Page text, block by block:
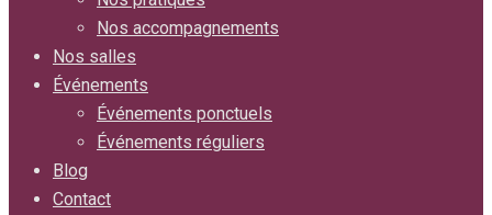
Nos accompagnements
Nos salles
Événements
Événements ponctuels
Événements réguliers
Blog
Contact